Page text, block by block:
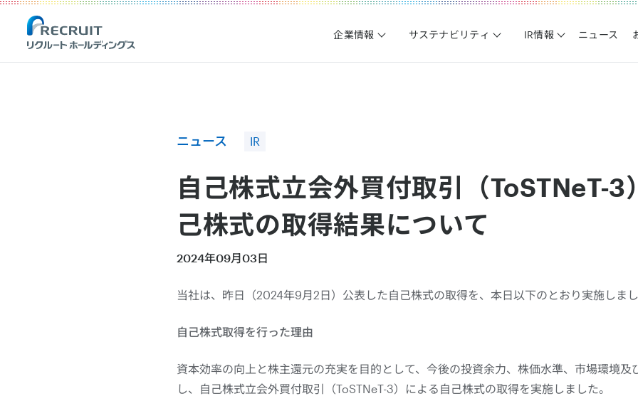
Recruit Holdings
企業情報 サステナビリティ IR情報 ニュース
ニュース IR
自己株式立会外買付取引（ToSTNeT-3
己株式の取得結果について
2024年09月03日
当社は、昨日（2024年9月2日）公表した自己株式の取得を、本日以下のとおり実施しま
自己株式取得を行った理由
資本効率の向上と株主還元の充実を目的として、今後の投資余力、株価水準、市場環境及
し、自己株式立会外買付取引（ToSTNeT-3）による自己株式の取得を実施しました。